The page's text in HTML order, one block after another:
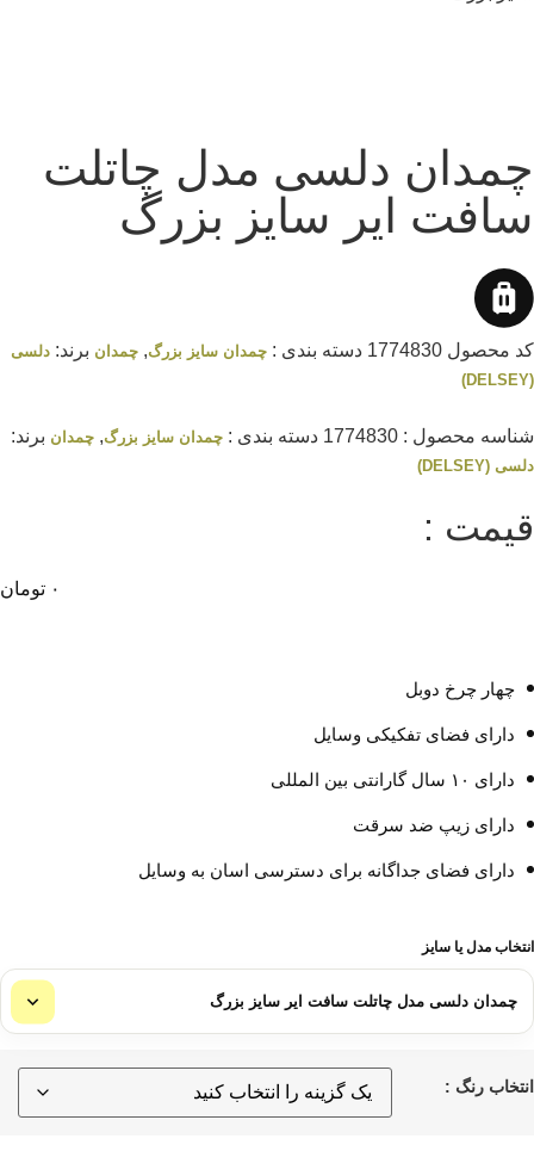
چمدان دلسی مدل چاتلت
سافت ایر سایز بزرگ
کد محصول 1774830 دسته بندی : چمدان سایز بزرگ, چمدان برند: دلسی
(DELSEY)
شناسه محصول : 1774830 دسته بندی : چمدان سایز بزرگ, چمدان برند:
دلسی (DELSEY)
قیمت :
۰ تومان
چهار چرخ دوبل
دارای فضای تفکیکی وسایل
دارای ۱۰ سال گارانتی بین المللی
دارای زیپ ضد سرقت
دارای فضای جداگانه برای دسترسی اسان به وسایل
انتخاب مدل یا سایز
انتخاب رنگ :